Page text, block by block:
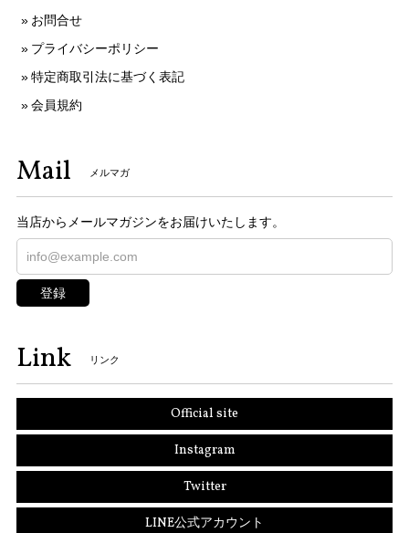
お問合せ
プライバシーポリシー
特定商取引法に基づく表記
会員規約
Mail メルマガ
当店からメールマガジンをお届けいたします。
登録
Link リンク
Official site
Instagram
Twitter
LINE公式アカウント